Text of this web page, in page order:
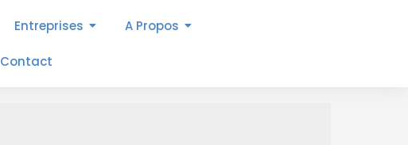
Entreprises A Propos
Contact